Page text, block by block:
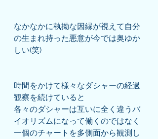
なかなかに執拗な因縁が視えて自分
の生まれ持った悪意が今では奥ゆか
しい(笑)
時間をかけて様々なダシャーの経過
観察を続けていると
各々のダシャーは互いに全く違うバ
イオリズムになって働くのではなく
一個のチャートを多側面から観測し